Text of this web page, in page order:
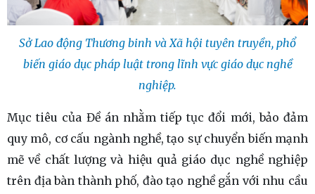
Sở Lao động Thương binh và Xã hội tuyên truyền, phổ
biến giáo dục pháp luật trong lĩnh vực giáo dục nghề
nghiệp.
Mục tiêu của Đề án nhằm tiếp tục đổi mới, bảo đảm
quy mô, cơ cấu ngành nghề, tạo sự chuyển biến mạnh
mẽ về chất lượng và hiệu quả giáo dục nghề nghiệp
trên địa bàn thành phố, đào tạo nghề gắn với nhu cầu